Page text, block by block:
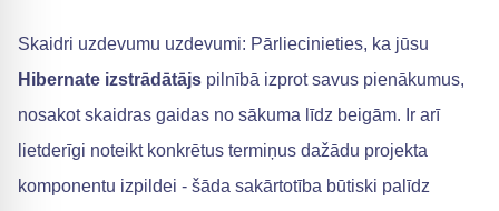
Skaidri uzdevumu uzdevumi: Pārliecinieties, ka jūsu
Hibernate izstrādātājs pilnībā izprot savus pienākumus,
nosakot skaidras gaidas no sākuma līdz beigām. Ir arī
lietderīgi noteikt konkrētus termiņus dažādu projekta
komponentu izpildei - šāda sakārtotība būtiski palīdz